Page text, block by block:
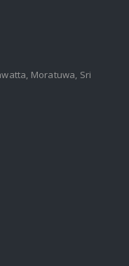
Moratuwa, Sri